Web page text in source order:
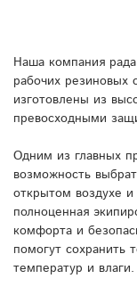
Наша компания
рабочих резиновых
изготовлены из
превосходными
Одним из главных
возможность
открытом воздухе
полноценная
комфорта и
помогут сохранить
температур и влаги.